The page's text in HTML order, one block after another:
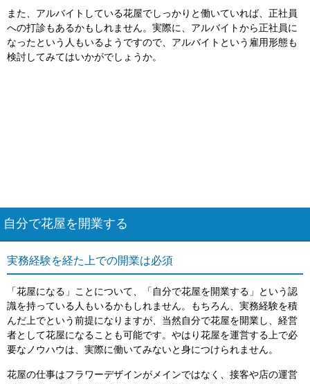
また、アルバイトしている花屋でしっかりと働いていれば、正社員
への打診もあるかもしれません。実際に、アルバイトから正社員に
なったという人もいるようですので、アルバイトという雇用形態も
検討してみてはいかがでしょうか。
自分で花屋を開業する
実務経験を経た上での開業は必須
「花屋になる」ことについて、「自分で花屋を開業する」という認
識を持っている人もいるかもしれません。もちろん、実務経験を積
んだ上でという前提になりますが、当然自分で花屋を開業し、経営
者として花屋になることも可能です。やはり花屋を運営する上で必
要なノウハウは、実際に働いてみないと身につけられません。
花屋の仕事はフラワーデザインがメインではなく、接客や店の運営